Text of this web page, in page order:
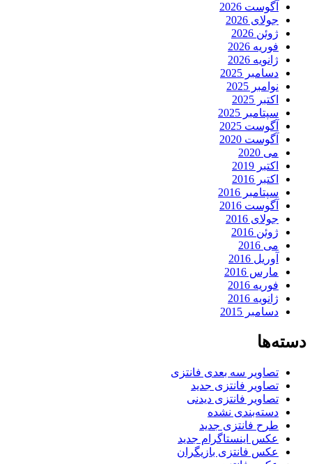
آگوست 2026
جولای 2026
ژوئن 2026
فوریه 2026
ژانویه 2026
دسامبر 2025
نوامبر 2025
اکتبر 2025
سپتامبر 2025
آگوست 2025
آگوست 2020
می 2020
اکتبر 2019
اکتبر 2016
سپتامبر 2016
آگوست 2016
جولای 2016
ژوئن 2016
می 2016
آوریل 2016
مارس 2016
فوریه 2016
ژانویه 2016
دسامبر 2015
دسته‌ها
تصاویر سه بعدی فانتزی
تصاویر فانتزی جدید
تصاویر فانتزی دیدنی
دسته‌بندی نشده
طرح فانتزی جدید
عکس اینستاگرام جدید
عکس فانتزی بازیگران